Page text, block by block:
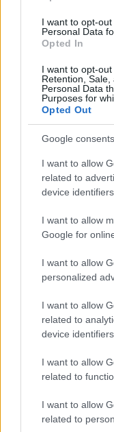
I want to opt-
Personal Data
Opted In
I want to opt-out
Retention,
Personal Data
Purposes for
Opted Out
Google consents
I want to allow
related to
device
I want to allow
Google for
I want to allow
personalized
I want to allow
related to
device
I want to allow
related to
I want to allow
related to